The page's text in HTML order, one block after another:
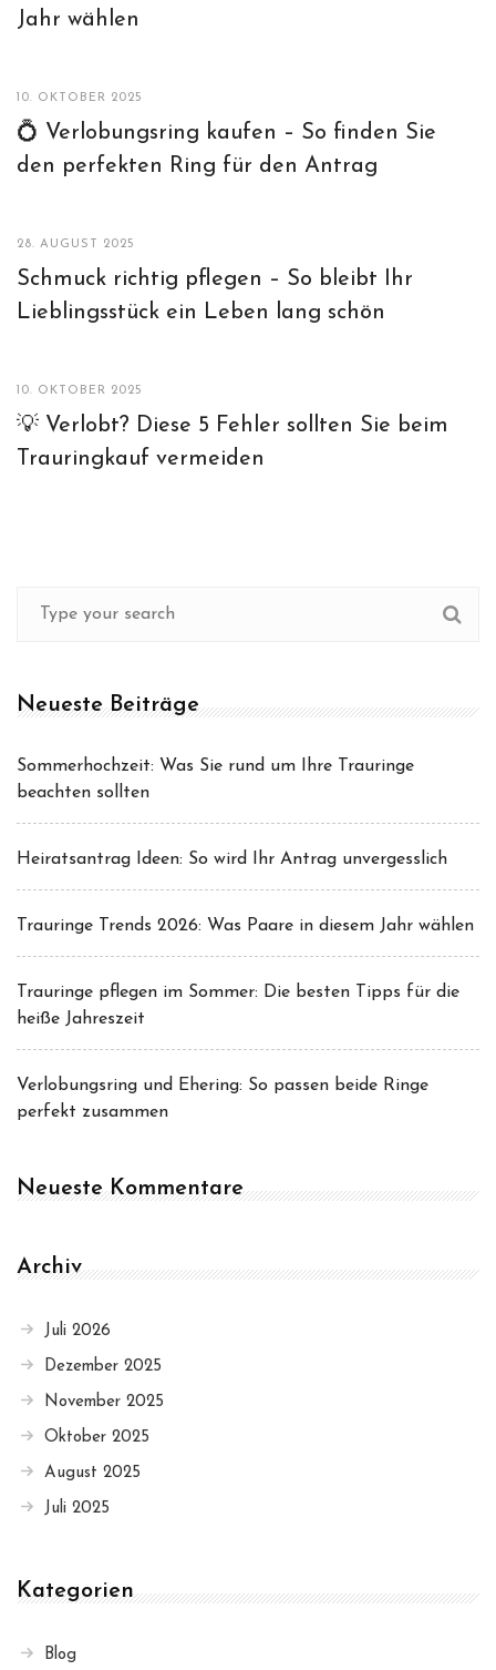
Jahr wählen
10. OKTOBER 2025
💍 Verlobungsring kaufen – So finden Sie
den perfekten Ring für den Antrag
28. AUGUST 2025
Schmuck richtig pflegen – So bleibt Ihr
Lieblingsstück ein Leben lang schön
10. OKTOBER 2025
💡 Verlobt? Diese 5 Fehler sollten Sie beim
Trauringkauf vermeiden
Neueste Beiträge
Sommerhochzeit: Was Sie rund um Ihre Trauringe
beachten sollten
Heiratsantrag Ideen: So wird Ihr Antrag unvergesslich
Trauringe Trends 2026: Was Paare in diesem Jahr wählen
Trauringe pflegen im Sommer: Die besten Tipps für die
heiße Jahreszeit
Verlobungsring und Ehering: So passen beide Ringe
perfekt zusammen
Neueste Kommentare
Archiv
Juli 2026
Dezember 2025
November 2025
Oktober 2025
August 2025
Juli 2025
Kategorien
Blog